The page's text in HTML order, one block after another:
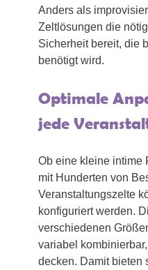
Anders als
Zeltlösungen die
Sicherheit bereit, die
benötigt wird.
Optimale
jede
Ob eine kleine intime
mit Hunderten von
Veranstaltungszelte
konfiguriert werden.
verschiedenen
variabel
decken. Damit bieten